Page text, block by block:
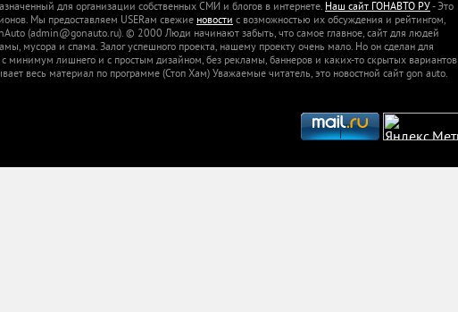
для организации собственных СМИ и блогов в интернете. Наш сайт ГОНАВТО РУ- Это
Мы предоставляем USERам свежие новости с возможностью их обсуждения и рейтингом,
(admin@gonauto.ru). © 2000 Люди начинают забыть, что самое главное, сайт для людей
мусора и спама. Залог успешного проекта, нашему проекту очень мало. Но он сделан для
лишнего и с простым дизайном, без рекламы, баннеров и каких-то скрытых вариантов
весь материал по программе (Стоп Хам) Уважаемые читатель, это новостной сайт gon auto.